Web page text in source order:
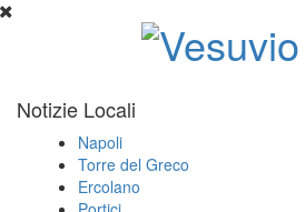
Notizie Locali
Napoli
Torre del Greco
Ercolano